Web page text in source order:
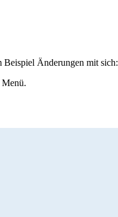
Beispiel Änderungen mit sich: